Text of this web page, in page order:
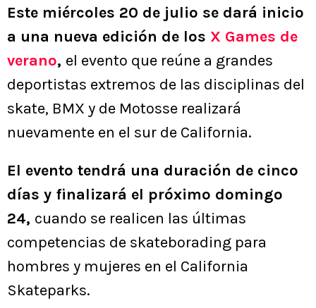
Este miércoles 20 de julio se dará inicio
a una nueva edición de los X Games de
verano, el evento que reúne a grandes
deportistas extremos de las disciplinas del
skate, BMX y de Motosse realizará
nuevamente en el sur de California.
El evento tendrá una duración de cinco
días y finalizará el próximo domingo
24, cuando se realicen las últimas
competencias de skateborading para
hombres y mujeres en el California
Skateparks.